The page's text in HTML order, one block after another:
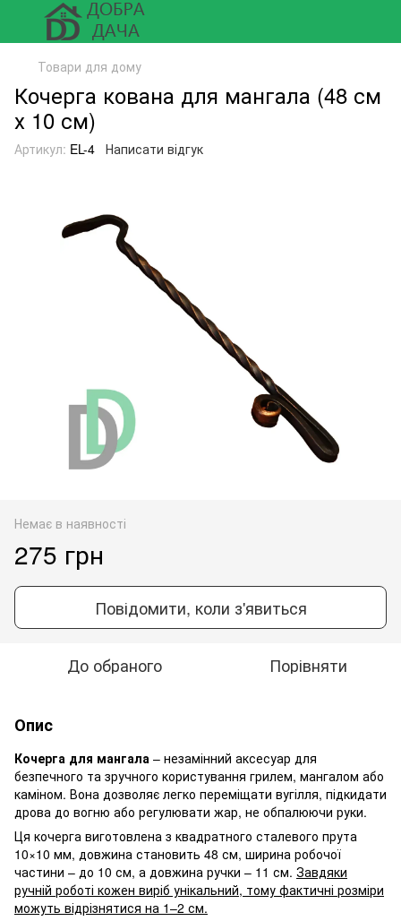
Товари для дому
Кочерга кована для мангала (48 см
х 10 см)
Артикул: EL-4 Написати відгук
Немає в наявності
275 грн
Повідомити, коли з'явиться
До обраного Порівняти
Опис
Кочерга для мангала – незамінний аксесуар для
безпечного та зручного користування грилем, мангалом або
каміном. Вона дозволяє легко переміщати вугілля, підкидати
дрова до вогню або регулювати жар, не обпалюючи руки.
Ця кочерга виготовлена з квадратного сталевого прута
10×10 мм, довжина становить 48 см, ширина робочої
частини – до 10 см, а довжина ручки – 11 см. Завдяки
ручній роботі кожен виріб унікальний, тому фактичні розміри
можуть відрізнятися на 1–2 см.